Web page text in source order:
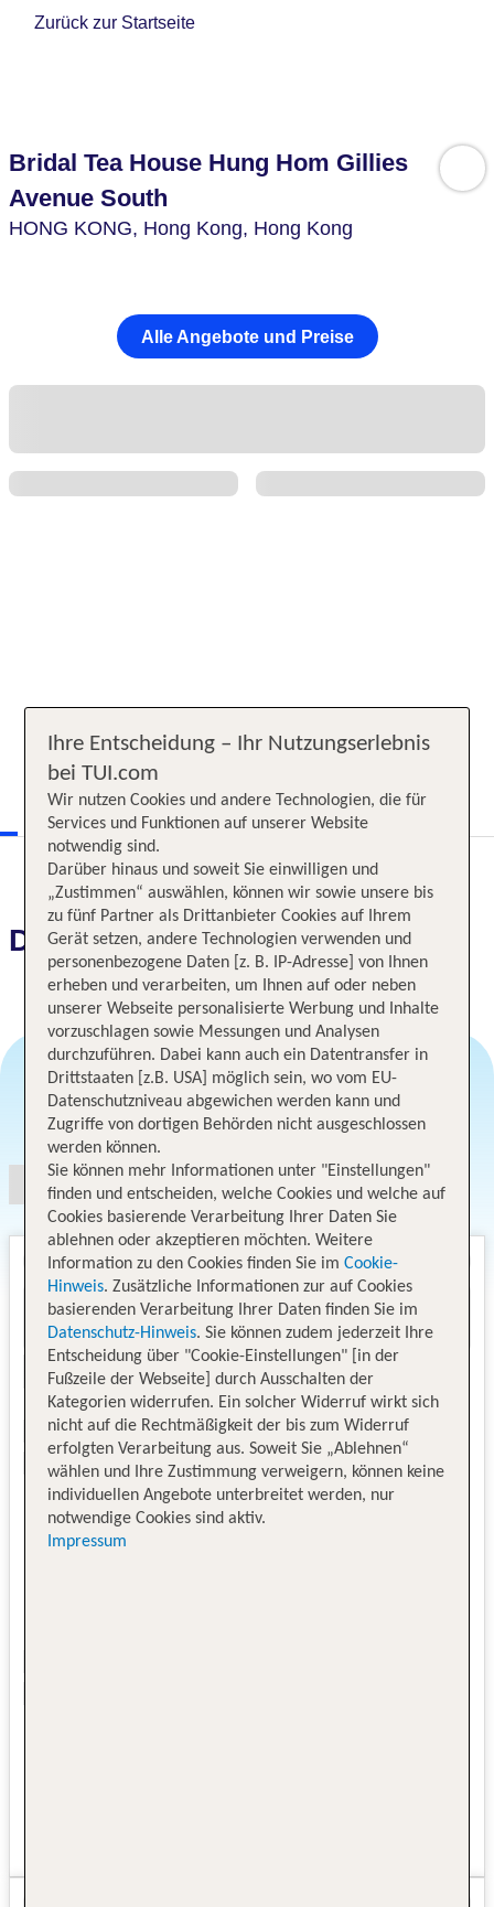
Zurück zur Startseite
Bridal Tea House Hung Hom Gillies
Avenue South
HONG KONG, Hong Kong, Hong Kong
Alle Angebote und Preise
Das erwartet Sie
Angebotsauswahl
Ihre Entscheidung – Ihr Nutzungserlebnis
bei TUI.com
Wir nutzen Cookies und andere Technologien, die für
Services und Funktionen auf unserer Website
notwendig sind.
Darüber hinaus und soweit Sie einwilligen und
„Zustimmen“ auswählen, können wir sowie unsere bis
zu fünf Partner als Drittanbieter Cookies auf Ihrem
Gerät setzen, andere Technologien verwenden und
personenbezogene Daten [z. B. IP-Adresse] von Ihnen
erheben und verarbeiten, um Ihnen auf oder neben
unserer Webseite personalisierte Werbung und Inhalte
vorzuschlagen sowie Messungen und Analysen
durchzuführen. Dabei kann auch ein Datentransfer in
Drittstaaten [z.B. USA] möglich sein, wo vom EU-
Datenschutzniveau abgewichen werden kann und
Zugriffe von dortigen Behörden nicht ausgeschlossen
werden können.
Sie können mehr Informationen unter "Einstellungen"
finden und entscheiden, welche Cookies und welche auf
Cookies basierende Verarbeitung Ihrer Daten Sie
ablehnen oder akzeptieren möchten. Weitere
Information zu den Cookies finden Sie im Cookie-
Hinweis. Zusätzliche Informationen zur auf Cookies
basierenden Verarbeitung Ihrer Daten finden Sie im
Datenschutz-Hinweis. Sie können zudem jederzeit Ihre
Entscheidung über "Cookie-Einstellungen" [in der
Fußzeile der Webseite] durch Ausschalten der
Kategorien widerrufen. Ein solcher Widerruf wirkt sich
nicht auf die Rechtmäßigkeit der bis zum Widerruf
erfolgten Verarbeitung aus. Soweit Sie „Ablehnen“
wählen und Ihre Zustimmung verweigern, können keine
individuellen Angebote unterbreitet werden, nur
notwendige Cookies sind aktiv.
Impressum